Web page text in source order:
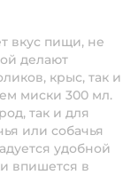
вкус пищи, не
делают
крыс, так и
миски 300 мл.
так и для
или собачья
удобной
впишется в